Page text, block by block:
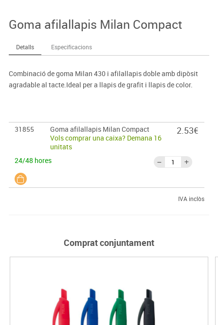
Goma afilallapis Milan Compact
Detalls Especificacions
Combinació de goma Milan 430 i afilallapis doble amb dipòsit
agradable al tacte.Ideal per a llapis de grafit i llapis de color.
31855
Goma afilallapis Milan Compact
Vols comprar una caixa? Demana 16
unitats
24/48 hores
2.53€
IVA inclòs
Comprat conjuntament